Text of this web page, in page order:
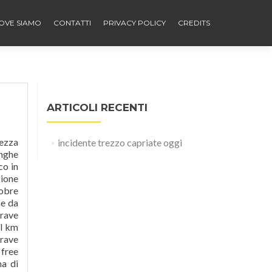
SIAMO CONTATTI PRIVACY POLICY CREDITS
tre le persone rimaste coinvolte nello schianto. Sul posto è stata inviata un’ambulanza da Vimercate supportata da una pattuglia della Polizia Stradale. Tragico incidente in azienda Muore padre di quattro figli Un operaio di 44 anni, residente a Capriate, è rimasto vittima in un incidente sul lavoro a Bellusco (Monza e … Incidente tra
ARTICOLI RECENTI
incidente trezzo capriate oggi